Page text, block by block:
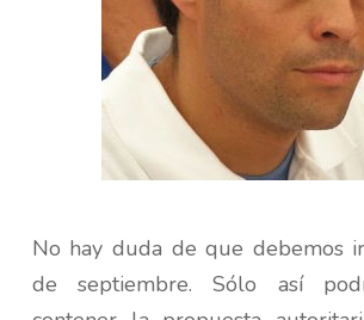
No hay duda de que debemos
de septiembre. Sólo así